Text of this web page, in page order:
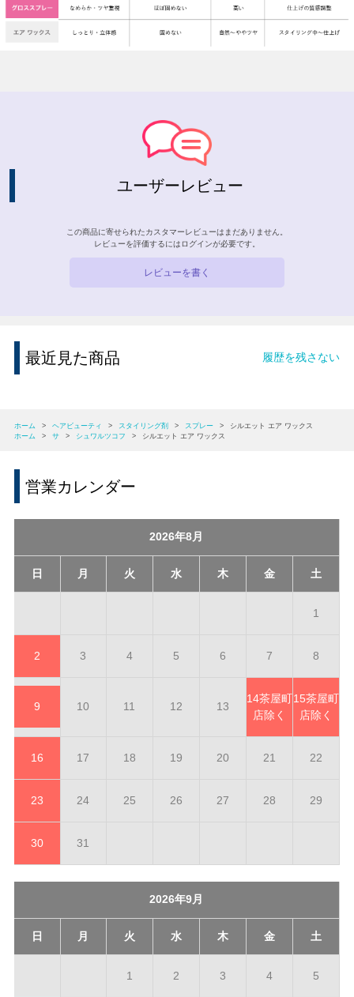
ユーザーレビュー
この商品に寄せられたカスタマーレビューはまだありません。
レビューを評価するには ログインが必要です。
レビューを書く
最近見た商品 履歴を残さない
ホーム > ヘアビューティ > スタイリング剤 > スプレー >
シルエット エア ワックス
ホーム
> サ > シュワルツコフ > シルエット エア ワックス
営業カレンダー
2026年8月
日 月 火 水 木 金 土
1
2 3 4 5 6 7 8
9 10 11 12 13
14茶屋町
店除く
15茶屋町
店除く
16 17 18 19 20 21 22
23 24 25 26 27 28 29
30 31
2026年9月
日 月 火 水 木 金 土
1 2 3 4 5